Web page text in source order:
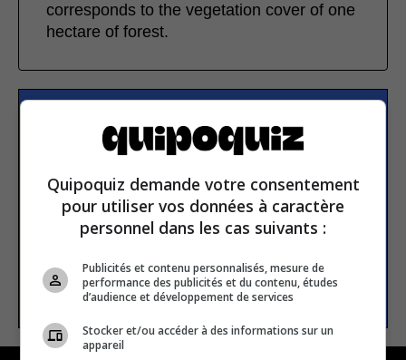
corresponds to the vegetation cover of one
hectare of forest.
Subscribe to our
newsletter
Email address
SUBSCRIBE
Quipoquiz demande votre consentement
pour utiliser vos données à caractère
personnel dans les cas suivants :
Publicités et contenu personnalisés, mesure de
performance des publicités et du contenu, études
d’audience et développement de services
Stocker et/ou accéder à des informations sur un
appareil